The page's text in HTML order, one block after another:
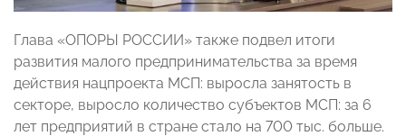
Глава «ОПОРЫ РОССИИ» также подвел итоги
развития малого предпринимательства за время
действия нацпроекта МСП: выросла занятость в
секторе, выросло количество субъектов МСП: за 6
лет предприятий в стране стало на 700 тыс. больше.